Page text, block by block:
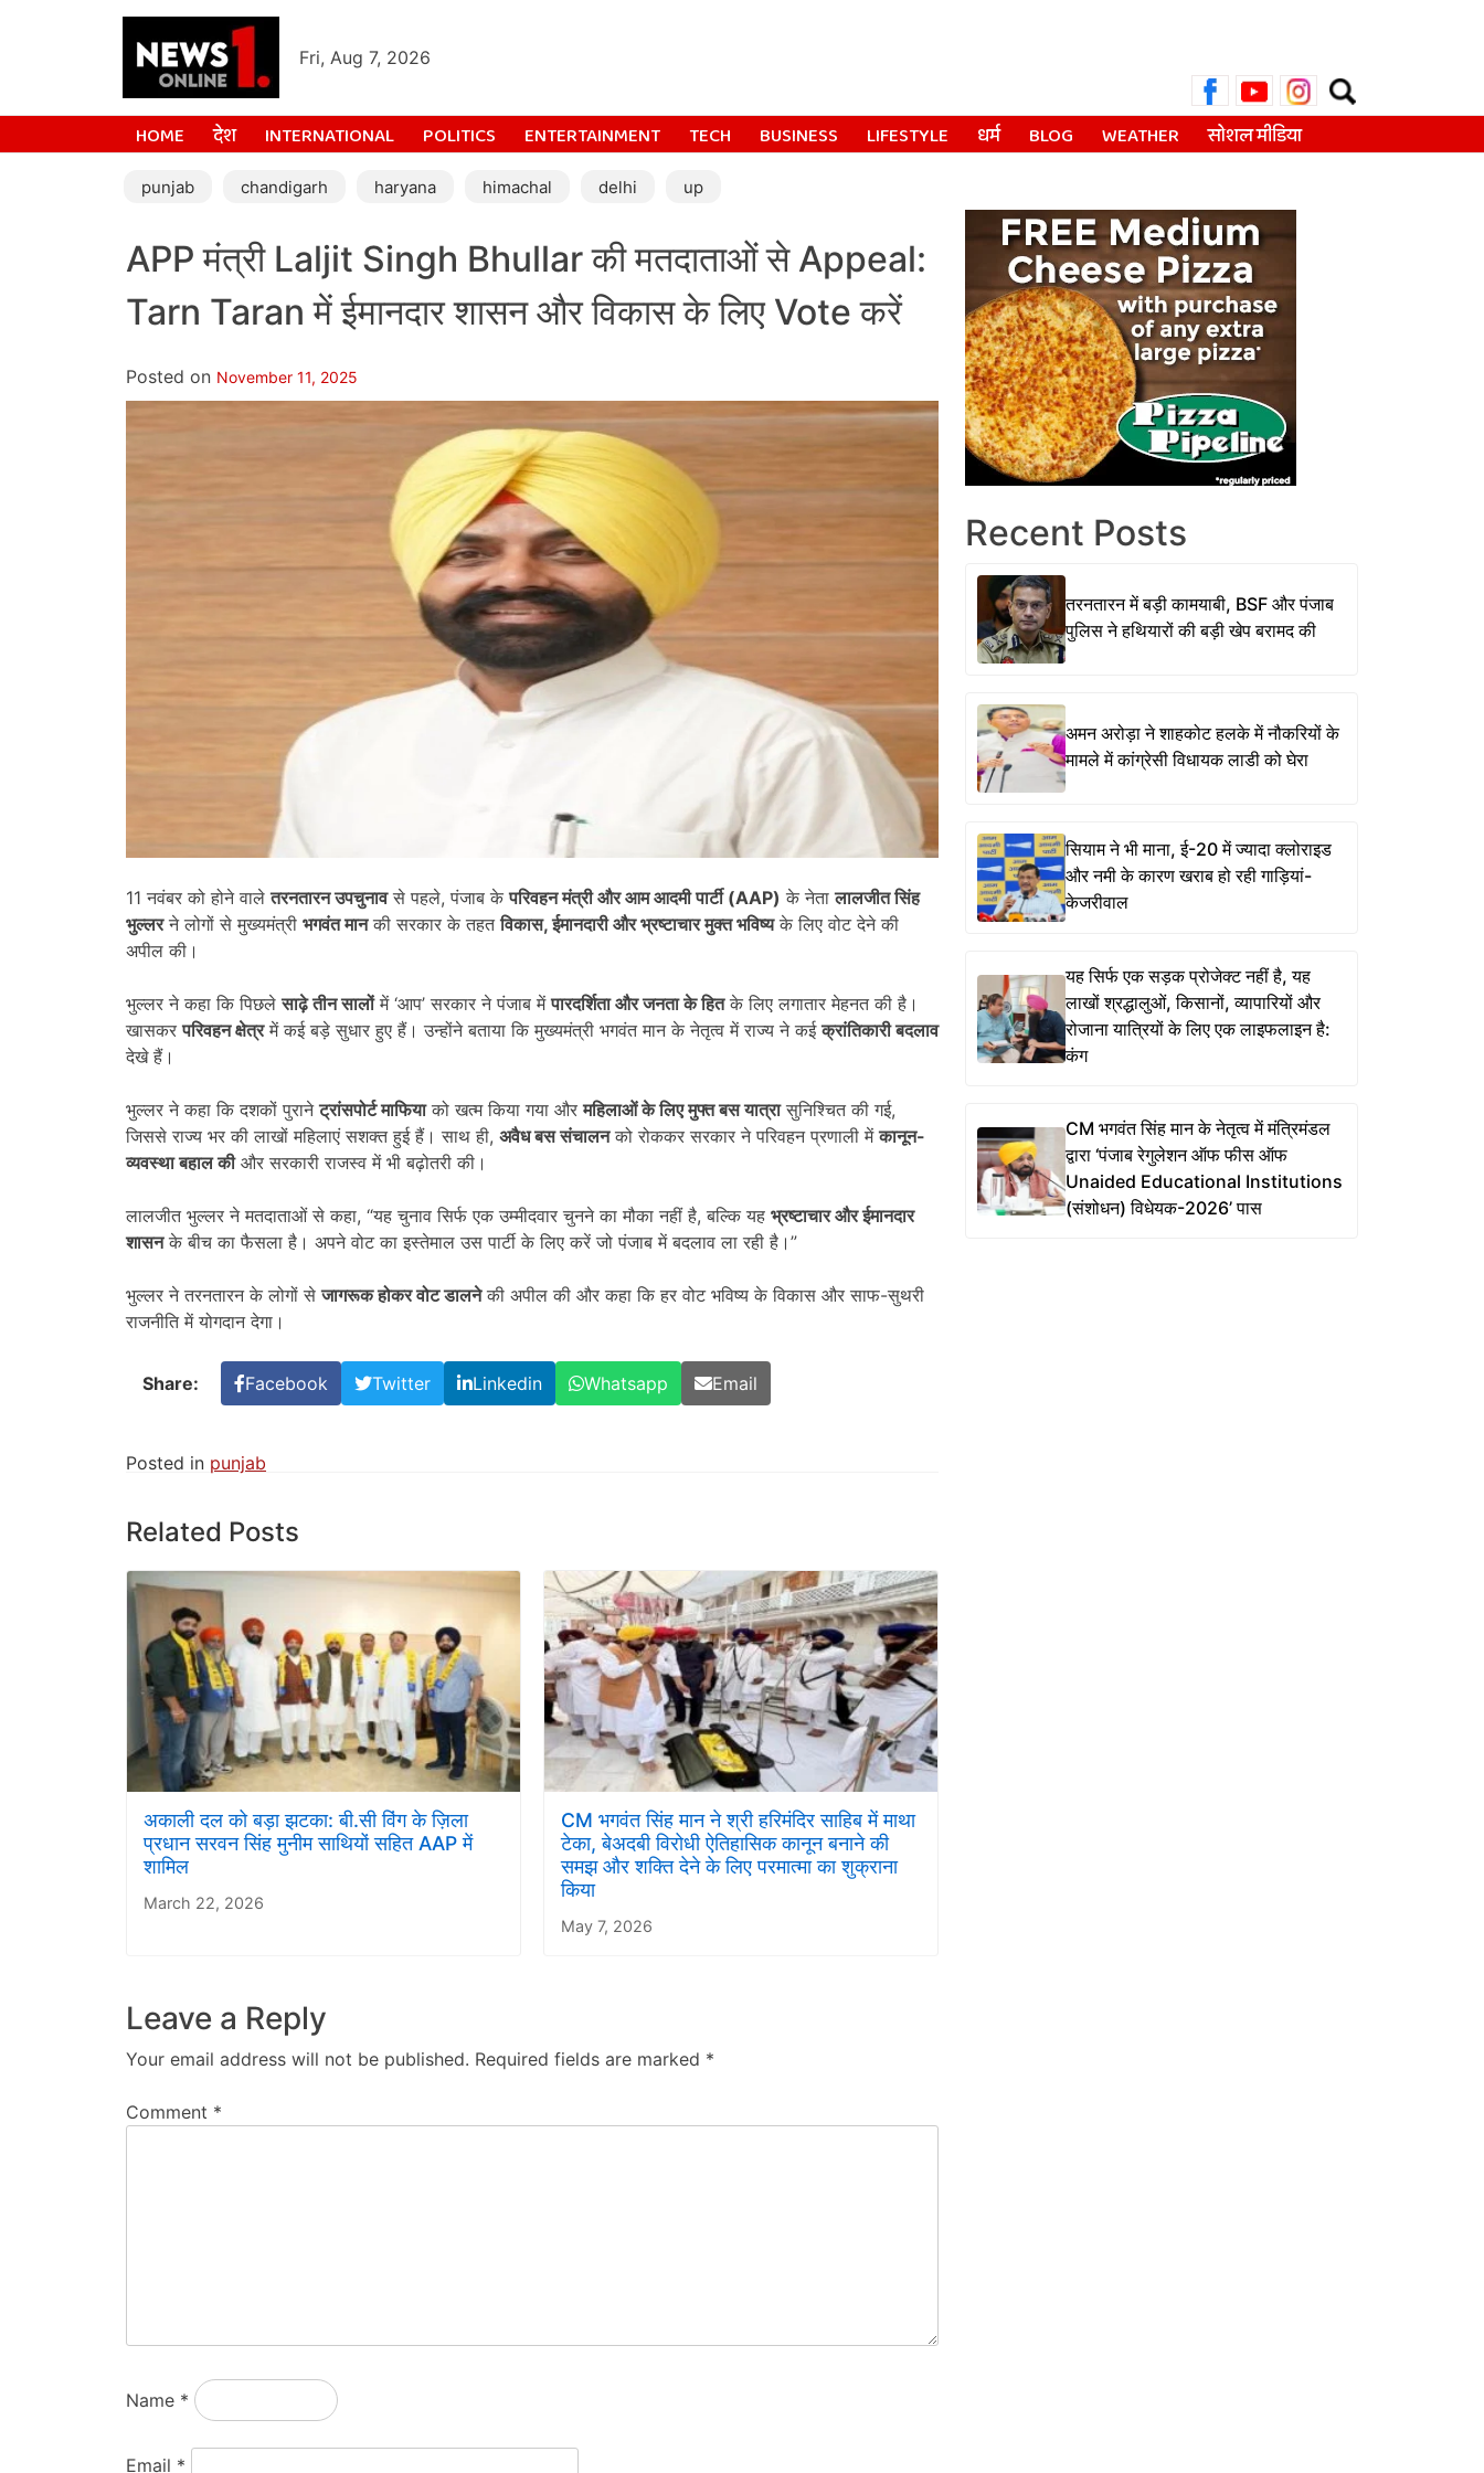
Fri, Aug 7, 2026
Search
for:
HOME देश INTERNATIONAL POLITICS ENTERTAINMENT TECH BUSINESS LIFESTYLE धर्म BLOG WEATHER सोशल मीडिया
punjab chandigarh haryana himachal delhi up
APP मंत्री Laljit Singh Bhullar की मतदाताओं से Appeal:
Tarn Taran में ईमानदार शासन और विकास के लिए Vote करें
Posted on November 11, 2025
11 नवंबर को होने वालेतरनतारन उपचुनावसे पहले, पंजाब केपरिवहन मंत्री और आम आदमी पार्टी (AAP) के नेतालालजीत सिंह
भुल्लरने लोगों से मुख्यमंत्री भगवंत मानकी सरकार के तहतविकास,ईमानदारी और भ्रष्टाचार मुक्त भविष्यके लिए वोट देने की
अपील की।
भुल्लर ने कहा कि पिछलेसाढ़े तीन सालोंमें ‘आप’ सरकार ने पंजाब मेंपारदर्शिता और जनता के हितके लिए लगातार मेहनत की है।
खासकरपरिवहन क्षेत्रमें कई बड़े सुधार हुए हैं। उन्होंने बताया कि मुख्यमंत्री भगवंत मान के नेतृत्व में राज्य ने कईक्रांतिकारी बदलाव
देखे हैं।
भुल्लर ने कहा कि दशकों पुरानेट्रांसपोर्ट माफियाको खत्म किया गया औरमहिलाओं के लिए मुफ्त बस यात्रासुनिश्चित की गई,
जिससे राज्य भर की लाखों महिलाएं सशक्त हुई हैं। साथ ही, अवैध बस संचालनको रोककर सरकार ने परिवहन प्रणाली मेंकानून-
व्यवस्था बहाल कीऔर सरकारी राजस्व में भी बढ़ोतरी की।
लालजीत भुल्लर ने मतदाताओं से कहा, “यह चुनाव सिर्फ एक उम्मीदवार चुनने का मौका नहीं है, बल्कि यह भ्रष्टाचार और ईमानदार
शासनके बीच का फैसला है। अपने वोट का इस्तेमाल उस पार्टी के लिए करें जो पंजाब में बदलाव ला रही है।”
भुल्लर ने तरनतारन के लोगों सेजागरूक होकर वोट डालनेकी अपील की और कहा कि हर वोट भविष्य के विकास और साफ-सुथरी
राजनीति में योगदान देगा।
Share: Facebook Twitter Linkedin Whatsapp Email
Posted in punjab
Related Posts
अकाली दल को बड़ा झटका: बी.सी विंग के ज़िला
प्रधान सरवन सिंह मुनीम साथियों सहित AAP में
शामिल
March 22, 2026
CM भगवंत सिंह मान ने श्री हरिमंदिर साहिब में माथा
टेका, बेअदबी विरोधी ऐतिहासिक कानून बनाने की
समझ और शक्ति देने के लिए परमात्मा का शुक्राना
किया
May 7, 2026
Leave a Reply
Your email address will not be published. Required fields are marked *
Comment *
Name *
Email *
Recent Posts
तरनतारन में बड़ी कामयाबी, BSF और पंजाब
पुलिस ने हथियारों की बड़ी खेप बरामद की
अमन अरोड़ा ने शाहकोट हलके में नौकरियों के
मामले में कांग्रेसी विधायक लाडी को घेरा
सियाम ने भी माना, ई-20 में ज्यादा क्लोराइड
और नमी के कारण खराब हो रही गाड़ियां-
केजरीवाल
यह सिर्फ एक सड़क प्रोजेक्ट नहीं है, यह
लाखों श्रद्धालुओं, किसानों, व्यापारियों और
रोजाना यात्रियों के लिए एक लाइफलाइन है:
कंग
CM भगवंत सिंह मान के नेतृत्व में मंत्रिमंडल
द्वारा ‘पंजाब रेगुलेशन ऑफ फीस ऑफ
Unaided Educational Institutions
(संशोधन) विधेयक-2026’ पास